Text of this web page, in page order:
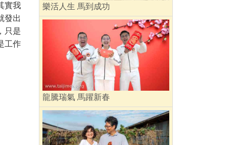
實我
發出
只是
工作
樂活人生 馬到成功
龍騰瑞氣 馬躍新春